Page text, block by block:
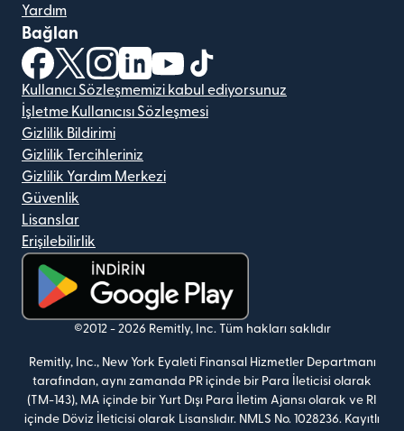
Yardım
Bağlan
(yeni pencerede açılır)
(yeni pencerede açılır)
(yeni pencerede açılır)
(yeni pencerede açılır)
(yeni pencerede açılır)
Kullanıcı Sözleşmemizi kabul ediyorsunuz
İşletme Kullanıcısı Sözleşmesi
Gizlilik Bildirimi
Gizlilik Tercihleriniz
Gizlilik Yardım Merkezi
Güvenlik
Lisanslar
Erişilebilirlik
(yeni pencerede açılır)
©2012 - 2026 Remitly, Inc. Tüm hakları saklıdır
Remitly, Inc., New York Eyaleti Finansal Hizmetler Departmanı
tarafından, aynı zamanda PR içinde bir Para İleticisi olarak
(TM-143), MA içinde bir Yurt Dışı Para İletim Ajansı olarak ve RI
içinde Döviz İleticisi olarak Lisanslıdır. NMLS No. 1028236. Kayıtlı